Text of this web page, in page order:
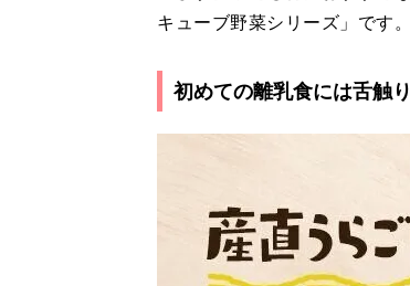
キューブ野菜シリーズ」です
初めての離乳食には舌触